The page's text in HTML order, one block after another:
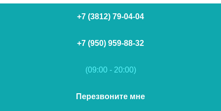
+7 (3812) 79-04-04
+7 (950) 959-88-32
(09:00 - 20:00)
Перезвоните мне